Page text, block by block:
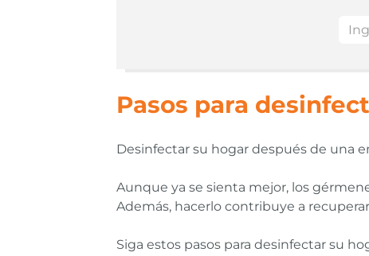
Pasos para
Desinfectar su hogar después de una
Aunque ya se sienta mejor, los
Además, hacerlo contribuye a
Siga estos pasos para desinfectar su